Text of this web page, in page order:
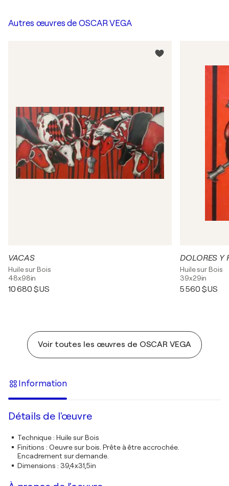
Autres œuvres de OSCAR VEGA
VACAS
Huile sur Bois
48x98in
10 680 $US
DOLORES Y
Huile sur Bois
39x29in
5 560 $US
Voir toutes les œuvres de OSCAR VEGA
Information
Détails de l'œuvre
Technique: Huile sur Bois
Finitions : Oeuvre sur bois. Prête à être accrochée.
Encadrement sur demande.
Dimensions : 39,4x31,5in